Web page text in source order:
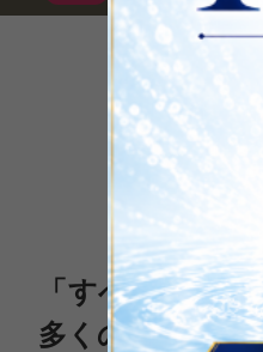
ブラン
「すべての女
多くの女性を魅